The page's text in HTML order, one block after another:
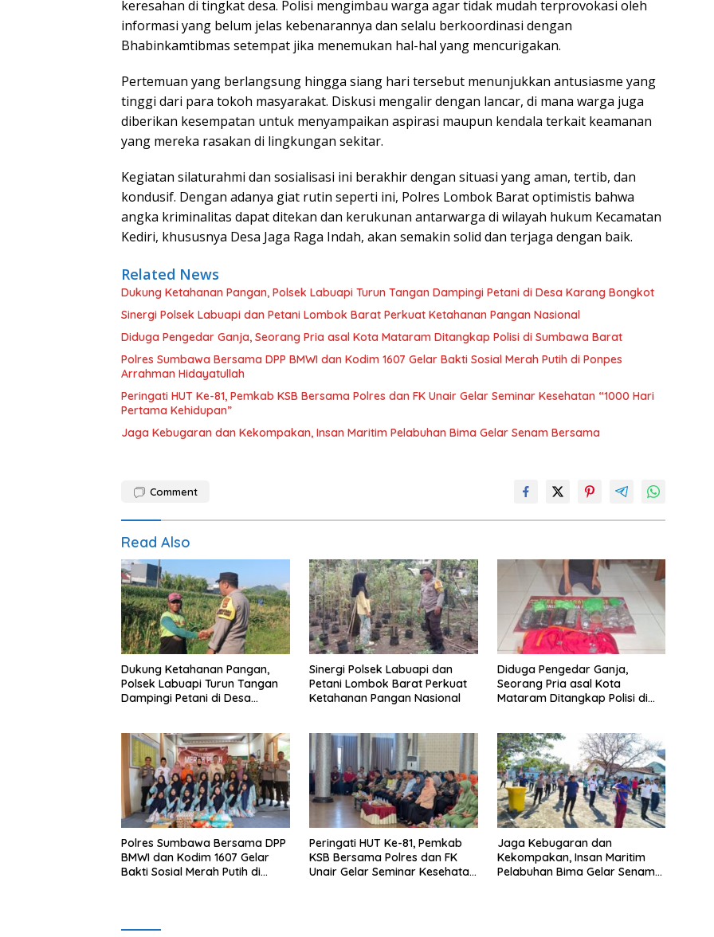
keresahan di tingkat desa. Polisi mengimbau warga agar tidak mudah terprovokasi oleh
informasi yang belum jelas kebenarannya dan selalu berkoordinasi dengan
Bhabinkamtibmas setempat jika menemukan hal-hal yang mencurigakan.
Pertemuan yang berlangsung hingga siang hari tersebut menunjukkan antusiasme yang
tinggi dari para tokoh masyarakat. Diskusi mengalir dengan lancar, di mana warga juga
diberikan kesempatan untuk menyampaikan aspirasi maupun kendala terkait keamanan
yang mereka rasakan di lingkungan sekitar.
Kegiatan silaturahmi dan sosialisasi ini berakhir dengan situasi yang aman, tertib, dan
kondusif. Dengan adanya giat rutin seperti ini, Polres Lombok Barat optimistis bahwa
angka kriminalitas dapat ditekan dan kerukunan antarwarga di wilayah hukum Kecamatan
Kediri, khususnya Desa Jaga Raga Indah, akan semakin solid dan terjaga dengan baik.
Related News
Dukung Ketahanan Pangan, Polsek Labuapi Turun Tangan Dampingi Petani di Desa Karang Bongkot
Sinergi Polsek Labuapi dan Petani Lombok Barat Perkuat Ketahanan Pangan Nasional
Diduga Pengedar Ganja, Seorang Pria asal Kota Mataram Ditangkap Polisi di Sumbawa Barat
Polres Sumbawa Bersama DPP BMWI dan Kodim 1607 Gelar Bakti Sosial Merah Putih di Ponpes
Arrahman Hidayatullah
Peringati HUT Ke-81, Pemkab KSB Bersama Polres dan FK Unair Gelar Seminar Kesehatan “1000 Hari
Pertama Kehidupan”
Jaga Kebugaran dan Kekompakan, Insan Maritim Pelabuhan Bima Gelar Senam Bersama
Comment
Read Also
Dukung Ketahanan Pangan,
Polsek Labuapi Turun Tangan
Dampingi Petani di Desa
Sinergi Polsek Labuapi dan
Petani Lombok Barat Perkuat
Ketahanan Pangan Nasional
Diduga Pengedar Ganja,
Seorang Pria asal Kota
Mataram Ditangkap Polisi di
Polres Sumbawa Bersama DPP
BMWI dan Kodim 1607 Gelar
Bakti Sosial Merah Putih di
Peringati HUT Ke-81, Pemkab
KSB Bersama Polres dan FK
Unair Gelar Seminar Kesehatan
Jaga Kebugaran dan
Kekompakan, Insan Maritim
Pelabuhan Bima Gelar Senam